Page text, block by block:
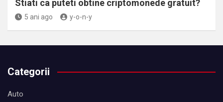
Stiati ca puteti obtine criptomonede gratuit?
5 ani ago y-o-n-y
Categorii
Auto